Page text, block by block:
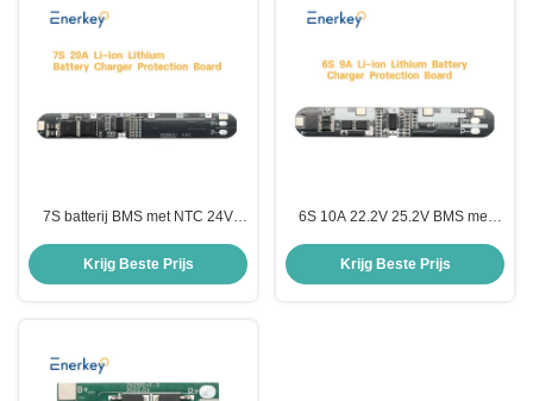
7S batterij BMS met NTC 24V
energieopslag in basisstations
Krijg Beste Prijs
6S 10A 22.2V 25.2V BMS met
omvormer/omvormer BMS
Krijg Beste Prijs